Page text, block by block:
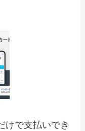
けで支払いでき